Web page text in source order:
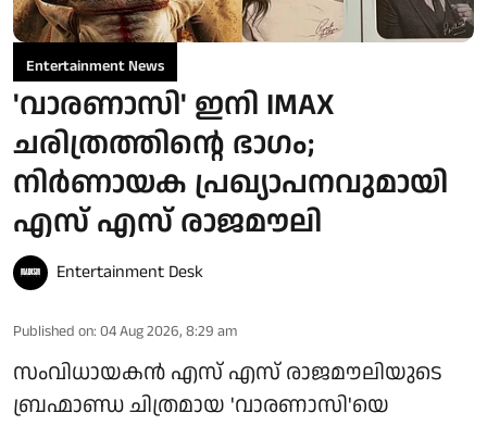
Entertainment News
'വാരണാസി' ഇനി IMAX
ചരിത്രത്തിന്റെ ഭാഗം;
നിർണായക പ്രഖ്യാപനവുമായി
എസ് എസ് രാജമൗലി
Entertainment Desk
Published on: 04 Aug 2026, 8:29 am
സംവിധായകൻ എസ് എസ് രാജമൗലിയുടെ
ബ്രഹ്മാണ്ഡ ചിത്രമായ 'വാരണാസി'യെ